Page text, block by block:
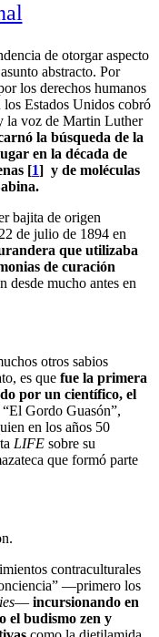
de otorgar aspecto
abstracto. Por
los derechos humanos
los Estados Unidos cobró
la voz de Martin Luther
la búsqueda de la
en la década de
[1] y de moléculas
bajita de origen
de julio de 1894 en
que utilizaba
de curación
desde mucho antes en
otros sabios
es que fue la primera
por un científico, el
Gordo Guasón”,
en los años 50
LIFE sobre su
que formó parte
contraculturales
—primero los
— incursionando en
el budismo zen y